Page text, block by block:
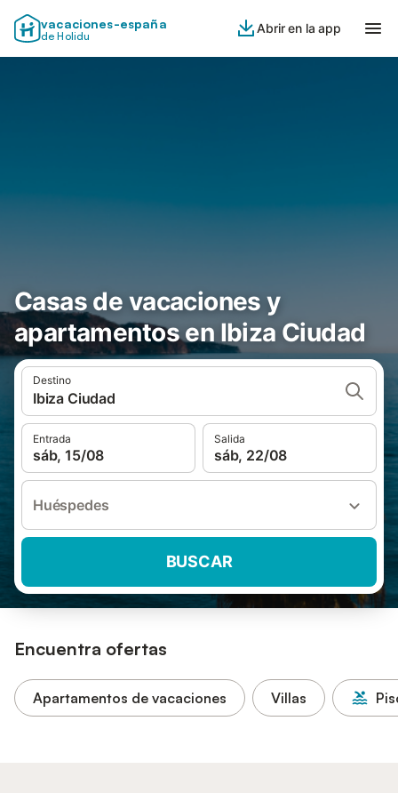
vacaciones-españa
de Holidu
Abrir en la app
Casas de vacaciones y
apartamentos en Ibiza Ciudad
Destino
Ibiza Ciudad
Entrada
sáb, 15/08
Salida
sáb, 22/08
Huéspedes
BUSCAR
Encuentra ofertas
Apartamentos de vacaciones Villas